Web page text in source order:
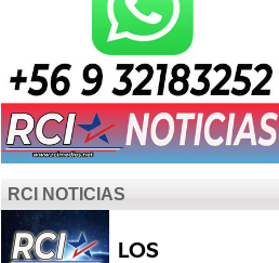
RCI NOTICIAS